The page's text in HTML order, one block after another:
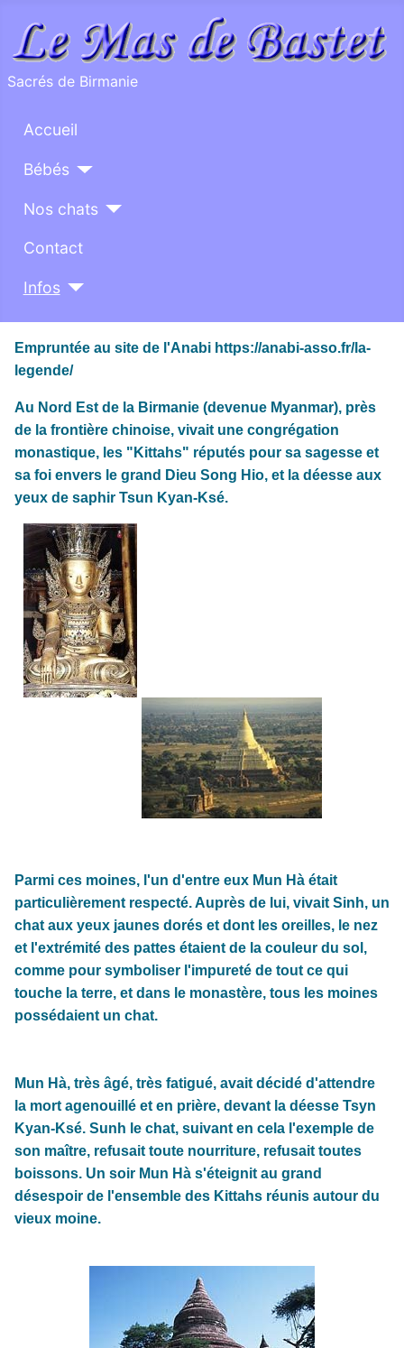
Sacrés de Birmanie
Accueil
Bébés
Nos chats
Contact
Infos
Empruntée au site de l'Anabi https://anabi-asso.fr/la-
legende/
Au Nord Est de la Birmanie (devenue Myanmar), près
de la frontière chinoise, vivait une congrégation
monastique, les "Kittahs" réputés pour sa sagesse et
sa foi envers le grand Dieu Song Hio, et la déesse aux
yeux de saphir Tsun Kyan-Ksé.
Parmi ces moines, l'un d'entre eux Mun Hà était
particulièrement respecté. Auprès de lui, vivait Sinh, un
chat aux yeux jaunes dorés et dont les oreilles, le nez
et l'extrémité des pattes étaient de la couleur du sol,
comme pour symboliser l'impureté de tout ce qui
touche la terre, et dans le monastère, tous les moines
possédaient un chat.
Mun Hà, très âgé, très fatigué, avait décidé d'attendre
la mort agenouillé et en prière, devant la déesse Tsyn
Kyan-Ksé. Sunh le chat, suivant en cela l'exemple de
son maître, refusait toute nourriture, refusait toutes
boissons. Un soir Mun Hà s'éteignit au grand
désespoir de l'ensemble des Kittahs réunis autour du
vieux moine.